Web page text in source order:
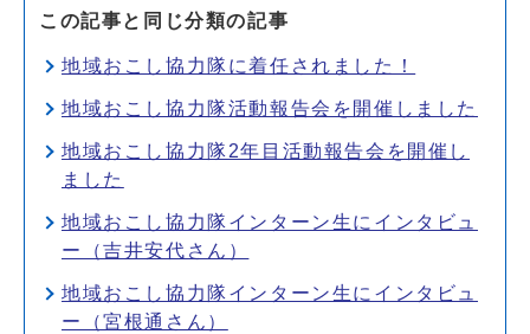
この記事と同じ分類の記事
地域おこし協力隊に着任されました！
地域おこし協力隊活動報告会を開催しました
地域おこし協力隊2年目活動報告会を開催し
ました
地域おこし協力隊インターン生にインタビュ
ー（吉井安代さん）
地域おこし協力隊インターン生にインタビュ
ー（宮根通さん）